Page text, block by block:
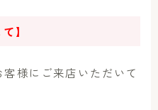
】
様にご来店いただいて